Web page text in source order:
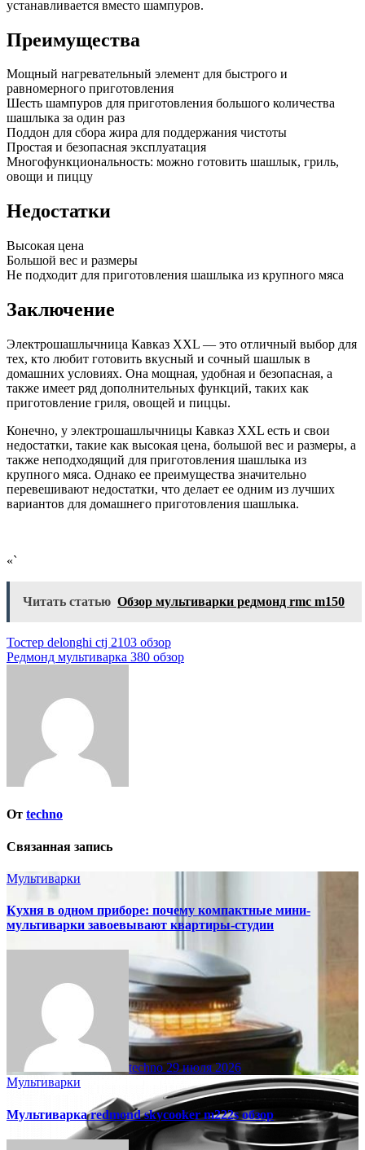
устанавливается вместо шампуров.
Преимущества
Мощный нагревательный элемент для быстрого и
равномерного приготовления
Шесть шампуров для приготовления большого количества
шашлыка за один раз
Поддон для сбора жира для поддержания чистоты
Простая и безопасная эксплуатация
Многофункциональность: можно готовить шашлык, гриль,
овощи и пиццу
Недостатки
Высокая цена
Большой вес и размеры
Не подходит для приготовления шашлыка из крупного мяса
Заключение
Электрошашлычница Кавказ XXL — это отличный выбор для
тех, кто любит готовить вкусный и сочный шашлык в
домашних условиях. Она мощная, удобная и безопасная, а
также имеет ряд дополнительных функций, таких как
приготовление гриля, овощей и пиццы.
Конечно, у электрошашлычницы Кавказ XXL есть и свои
недостатки, такие как высокая цена, большой вес и размеры, а
также неподходящий для приготовления шашлыка из
крупного мяса. Однако ее преимущества значительно
перевешивают недостатки, что делает ее одним из лучших
вариантов для домашнего приготовления шашлыка.
«`
Читать статью Обзор мультиварки редмонд rmc m150
Навигация
по
Тостер delonghi ctj 2103 обзор
Редмонд мультиварка 380 обзор
От techno
Связанная запись
Мультиварки
Кухня в одном приборе: почему компактные мини-
мультиварки завоевывают квартиры-студии
techno 29 июля 2026
Мультиварки
Мультиварка redmond skycooker m222s обзор